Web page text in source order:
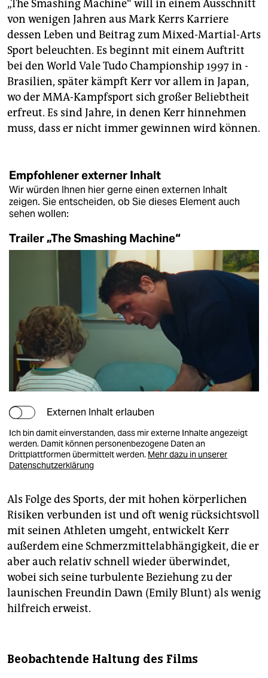
„The Smashing Machine“ will in ­einem Ausschnitt
von wenigen ­Jahren aus Mark Kerrs Karriere
dessen Leben und Beitrag zum Mixed-­Martial-Arts
Sport beleuchten. Es beginnt mit ­einem Auftritt
bei den World Vale Tudo ­Championship 1997 in ­
Brasilien, später kämpft Kerr vor allem in Japan,
wo der MMA-Kampfsport sich großer Beliebtheit
erfreut. Es sind Jahre, in denen Kerr hinnehmen
muss, dass er nicht immer gewinnen wird können.
Empfohlener externer Inhalt
Wir würden Ihnen hier gerne einen externen Inhalt
zeigen. Sie entscheiden, ob Sie dieses Element auch
sehen wollen:
Trailer „The Smashing Machine“
Externen Inhalt erlauben
Ich bin damit einverstanden, dass mir externe Inhalte angezeigt
werden. Damit können personenbezogene Daten an
Drittplattformen übermittelt werden. Mehr dazu in unserer
Datenschutzerklärung
Als Folge des Sports, der mit hohen körperlichen
Risiken verbunden ist und oft wenig rücksichtsvoll
mit seinen Athleten umgeht, entwickelt Kerr
außerdem eine Schmerz­mittel­ab­hän­gig­keit, die er
aber auch relativ schnell wieder überwindet,
wobei sich seine turbulente Beziehung zu der
launischen Freundin Dawn (Emily Blunt) als wenig
hilfreich erweist.
Beobachtende Haltung des Films